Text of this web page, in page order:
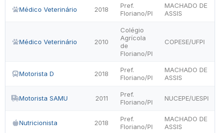
Médico Veterinário 2018
Pref.
Floriano/PI
MACHADO DE
ASSIS
Médico Veterinário 2010
Colégio
Agrícola
de
Floriano/PI
COPESE/UFPI
Motorista D 2018
Pref.
Floriano/PI
MACHADO DE
ASSIS
Motorista SAMU 2011
Pref.
Floriano/PI
NUCEPE/UESPI
Nutricionista 2018
Pref.
Floriano/PI
MACHADO DE
ASSIS